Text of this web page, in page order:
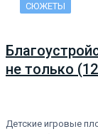
СЮЖЕТЫ
не только
Детские игровые